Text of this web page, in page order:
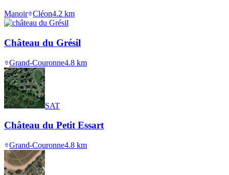
Manoir Cléon4.2 km
Château du Grésil
Grand-Couronne4.8 km
SAT
Château du Petit Essart
Grand-Couronne4.8 km